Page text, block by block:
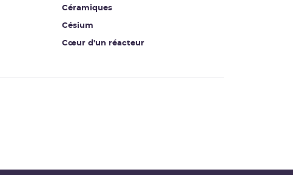
Céramiques
Césium
Cœur d'un réacteur